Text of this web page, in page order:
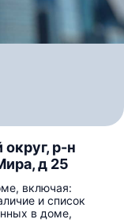
р-н
д 25
включая:
и список
в доме,